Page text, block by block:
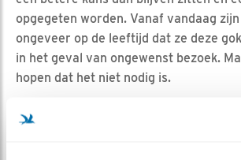
opgegeten worden. Vanaf vandaag
ongeveer op de leeftijd dat ze deze
in het geval van ongewenst bezoek.
hopen dat het niet nodig is.